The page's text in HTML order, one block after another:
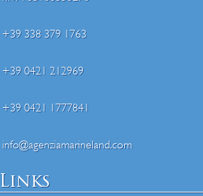
+39 338 379 1763
+39 0421 212969
+39 0421 1777841
info@agenziamarineland.com
Links